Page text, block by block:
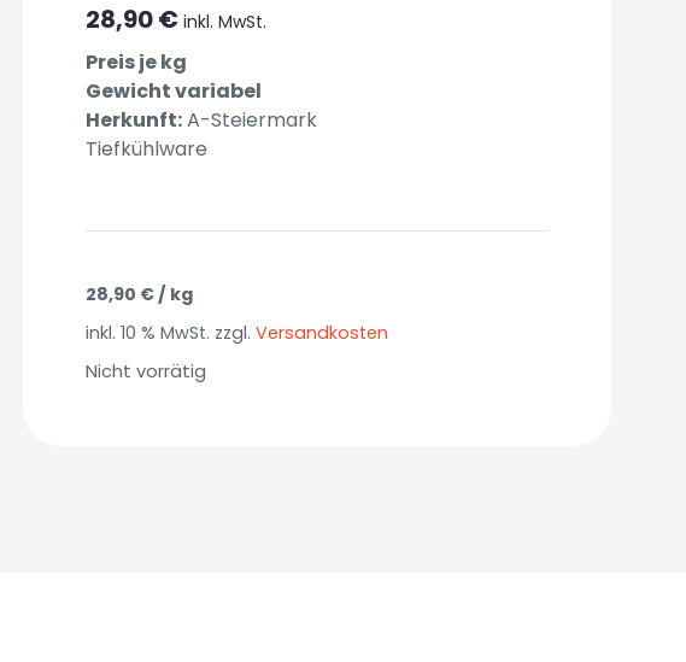
28,90€ inkl. MwSt.
Preis je kg
Gewicht variabel
Herkunft:A-Steiermark
Tiefkühlware
28,90 € / kg
inkl. 10 % MwSt. zzgl. Versandkosten
Nicht vorrätig